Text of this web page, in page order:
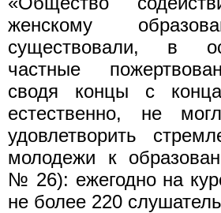
женскому
существовали, в
частные
сводя концы с
естественно, не
удовлетворить
молодежи к
№ 26): ежегодно на
не более 220